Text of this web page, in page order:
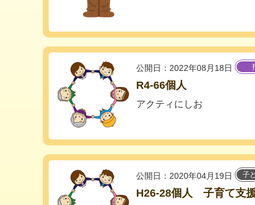
公開日：2022年08月18日
R4-66個人
アクティにしお
公開日：2020年04月19日 子
H26-28個人 子育て支